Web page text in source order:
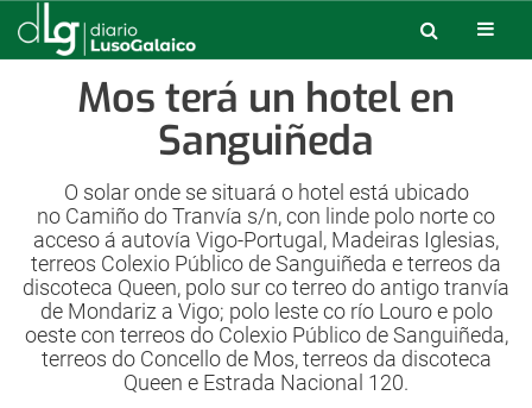
Mos terá un hotel en
Sanguiñeda
O solar onde se situará o hotel está ubicado
no Camiño do Tranvía s/n, con linde polo norte co
acceso á autovía Vigo-Portugal, Madeiras Iglesias,
terreos Colexio Público de Sanguiñeda e terreos da
discoteca Queen, polo sur co terreo do antigo tranvía
de Mondariz a Vigo; polo leste co río Louro e polo
oeste con terreos do Colexio Público de Sanguiñeda,
terreos do Concello de Mos, terreos da discoteca
Queen e Estrada Nacional 120.